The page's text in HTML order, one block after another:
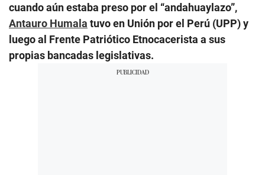
cuando aún estaba preso por el “andahuaylazo”,
Antauro Humala tuvo en Unión por el Perú (UPP) y
luego al Frente Patriótico Etnocacerista a sus
propias bancadas legislativas.